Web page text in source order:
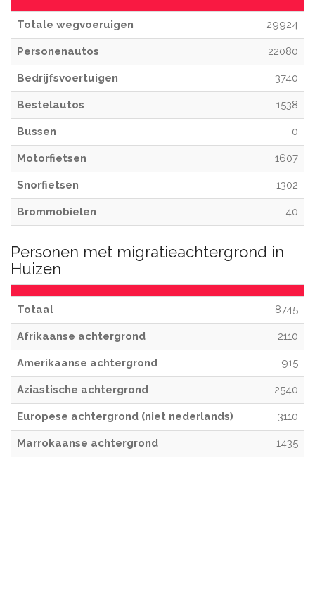
Totale wegvoeruigen 29924
Personenautos 22080
Bedrijfsvoertuigen 3740
Bestelautos 1538
Bussen 0
Motorfietsen 1607
Snorfietsen 1302
Brommobielen 40
Personen met migratieachtergrond in
Huizen
Totaal 8745
Afrikaanse achtergrond 2110
Amerikaanse achtergrond 915
Aziastische achtergrond 2540
Europese achtergrond (niet nederlands) 3110
Marrokaanse achtergrond 1435